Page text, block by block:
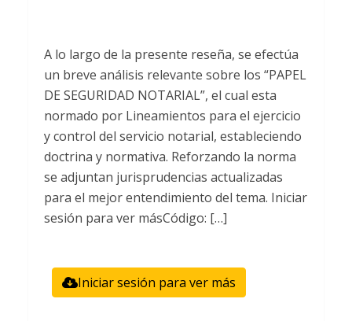
A lo largo de la presente reseña, se efectúa
un breve análisis relevante sobre los “PAPEL
DE SEGURIDAD NOTARIAL”, el cual esta
normado por Lineamientos para el ejercicio
y control del servicio notarial, estableciendo
doctrina y normativa. Reforzando la norma
se adjuntan jurisprudencias actualizadas
para el mejor entendimiento del tema. Iniciar
sesión para ver másCódigo: […]
Iniciar sesión para ver más